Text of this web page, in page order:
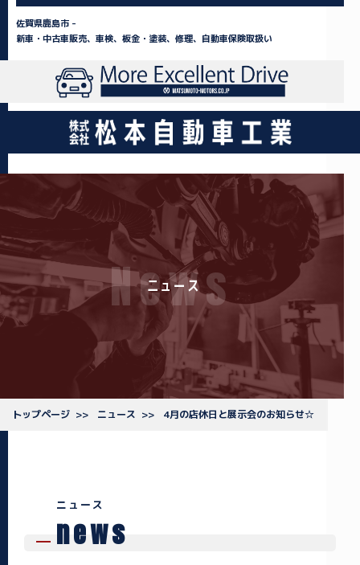
佐賀県鹿島市 -
新車・中古車販売、車検、板金・塗装、修理、自動車保険取扱い
News
ニュース
トップページ ニュース 4月の店休日と展示会のお知らせ☆
ニュース
news